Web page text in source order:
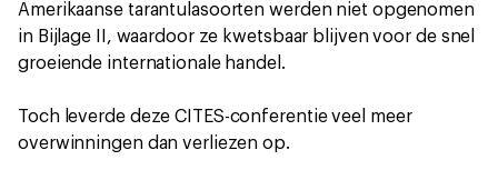
Amerikaanse tarantulasoorten werden niet opgenomen
in Bijlage II, waardoor ze kwetsbaar blijven voor de snel
groeiende internationale handel.
Toch leverde deze CITES-conferentie veel meer
overwinningen dan verliezen op.